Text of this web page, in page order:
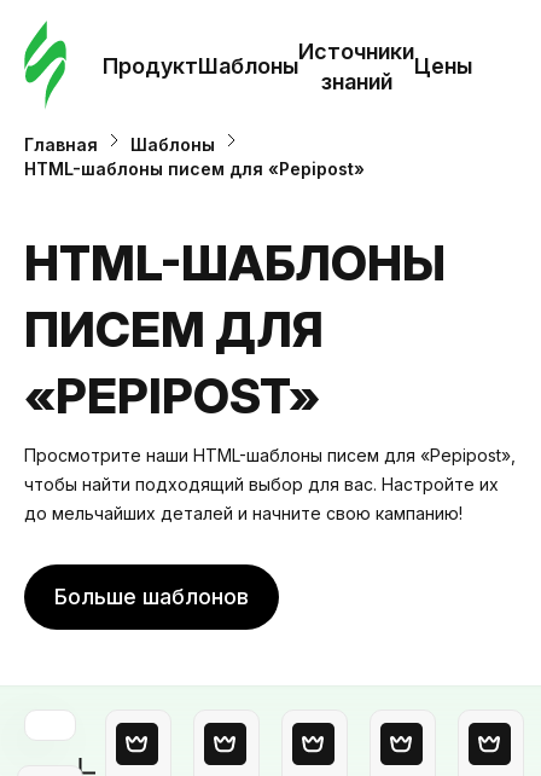
ПродуктШаблоны
Источники
знаний
Цены
Главная
Шаблоны
HTML-шаблоны писем для «Pepipost»
HTML-ШАБЛОНЫ
ПИСЕМ ДЛЯ
«PEPIPOST»
Просмотрите наши HTML-шаблоны писем для «Pepipost»,
чтобы найти подходящий выбор для вас. Настройте их
до мельчайших деталей и начните свою кампанию!
Больше шаблонов